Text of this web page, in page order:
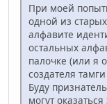
При моей
одной из
алфавите
остальных
палочке (или я
создателя
Буду
могут